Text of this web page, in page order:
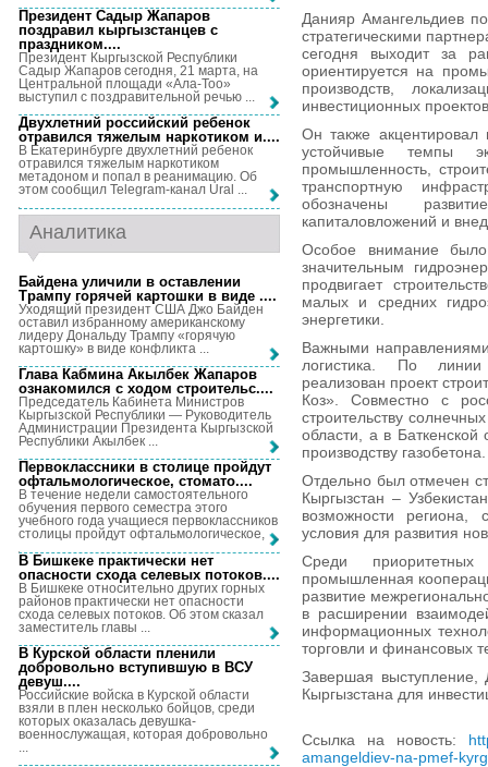
Данияр Амангельдиев
стратегическими
сегодня выходит за
ориентируется на
производств,
инвестиционных
Он также акцентировал
устойчивые темпы
промышленность,
транспортную
обозначены
капиталовложений и
Особое внимание было
значительным
продвигает
малых и средних
энергетики.
Важными направлениями
логистика. По линии
реализован проект
Коз». Совместно с
строительству
области, а в Баткенской
производству газобетона.
Отдельно был отмечен
Кыргызстан –
возможности региона,
условия для развития
Среди
промышленная
развитие
в расширении
информационных
торговли и финансовых
Завершая выступление,
Кыргызстана для
Ссылка на новость:
amangeldiev-na-pmef-
Президент Садыр Жапаров
поздравил кыргызстанцев с
праздником....
Президент Кыргызской Республики
Садыр Жапаров сегодня, 21 марта, на
Центральной площади «Ала-Тоо»
выступил с поздравительной речью ...
Двухлетний российский ребенок
отравился тяжелым наркотиком и....
В Екатеринбурге двухлетний ребенок
отравился тяжелым наркотиком
метадоном и попал в реанимацию. Об
этом сообщил Telegram-канал Ural ...
Аналитика
Байдена уличили в оставлении
Трампу горячей картошки в виде ....
Уходящий президент США Джо Байден
оставил избранному американскому
лидеру Дональду Трампу «горячую
картошку» в виде конфликта ...
Глава Кабмина Акылбек Жапаров
ознакомился с ходом строительс....
Председатель Кабинета Министров
Кыргызской Республики — Руководитель
Администрации Президента Кыргызской
Республики Акылбек ...
Первоклассники в столице пройдут
офтальмологическое, стомато....
В течение недели самостоятельного
обучения первого семестра этого
учебного года учащиеся первоклассников
столицы пройдут офтальмологическое, ...
В Бишкеке практически нет
опасности схода селевых потоков....
В Бишкеке относительно других горных
районов практически нет опасности
схода селевых потоков. Об этом сказал
заместитель главы ...
В Курской области пленили
добровольно вступившую в ВСУ
девуш....
Российские войска в Курской области
взяли в плен несколько бойцов, среди
которых оказалась девушка-
военнослужащая, которая добровольно
...